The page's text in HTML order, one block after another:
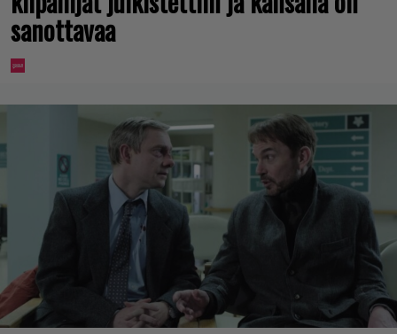
sanottavaa